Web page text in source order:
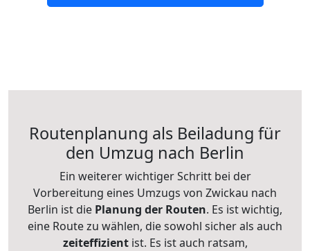
Routenplanung als Beiladung für
den Umzug nach Berlin
Ein weiterer wichtiger Schritt bei der
Vorbereitung eines Umzugs von Zwickau nach
Berlin ist die Planung der Routen. Es ist wichtig,
eine Route zu wählen, die sowohl sicher als auch
zeiteffizientist. Es ist auch ratsam,